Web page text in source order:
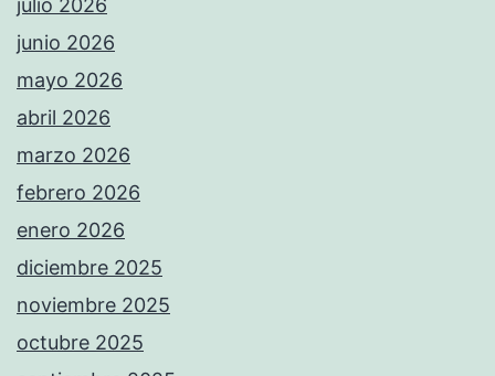
julio 2026
junio 2026
mayo 2026
abril 2026
marzo 2026
febrero 2026
enero 2026
diciembre 2025
noviembre 2025
octubre 2025